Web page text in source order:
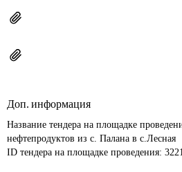
Доп. информация
Название тендера на площадке
нефтепродуктов из с. Палана в с.Лесная
ID тендера на площадке проведения: